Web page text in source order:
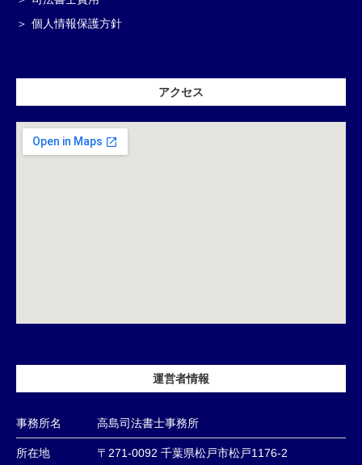
個人情報保護方針
アクセス
運営者情報
事務所名 高島司法書士事務所
所在地
〒271-0092 千葉県松戸市松戸1176-2